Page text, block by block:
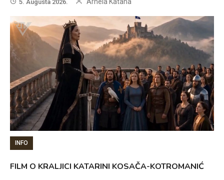
5. Augusta 2026.
INFO
FILM O KRALJICI KATARINI KOSAČA-KOTROMANIĆ